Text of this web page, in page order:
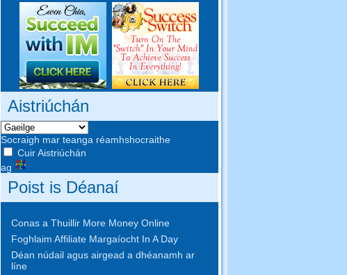
Aistriúchán
Socraigh mar teanga réamhshocraithe
Cuir Aistriúchán
ag
Poist is Déanaí
Conas a Thuillir More Money Online
Foghlaim Affiliate Margaíocht In A Day
Déan núdail agus airgead a dhéanamh ar
líne